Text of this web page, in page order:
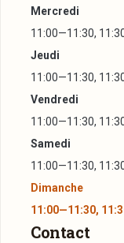
N'hésitez pas à
Le restaurant
Mercredi
11:00—11:30,
Jeudi
11:00—11:30,
Vendredi
11:00—11:30,
Samedi
11:00—11:30,
Dimanche
11:00—11:30,
Contact